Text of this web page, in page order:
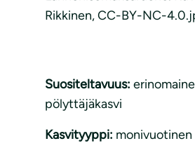
Rikkinen, CC-BY-NC-
Suositeltavuus:
pölyttäjäkasvi
Kasvityyppi: monivuotinen